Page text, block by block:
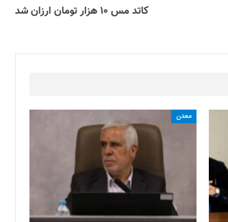
کاتد مس ۱۰ هزار تومان ارزان شد
معدن